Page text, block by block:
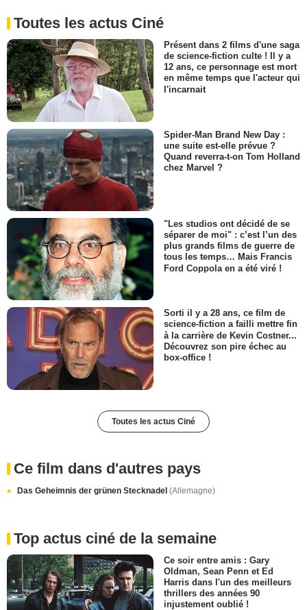
Toutes les actus Ciné
Présent dans 2 films d'une saga
de science-fiction culte ! Il y a
12 ans, ce personnage est mort
en même temps que l'acteur qui
l'incarnait
Spider-Man Brand New Day :
une suite est-elle prévue ?
Quand reverra-t-on Tom Holland
chez Marvel ?
"Les studios ont décidé de se
séparer de moi" : c’est l’un des
plus grands films de guerre de
tous les temps… Mais Francis
Ford Coppola en a été viré !
Sorti il y a 28 ans, ce film de
science-fiction a failli mettre fin
à la carrière de Kevin Costner...
Découvrez son pire échec au
box-office !
Toutes les actus Ciné
Ce film dans d'autres pays
Das Geheimnis der grünen Stecknadel (Allemagne)
Top actus ciné de la semaine
Ce soir entre amis : Gary
Oldman, Sean Penn et Ed
Harris dans l'un des meilleurs
thrillers des années 90
injustement oublié !